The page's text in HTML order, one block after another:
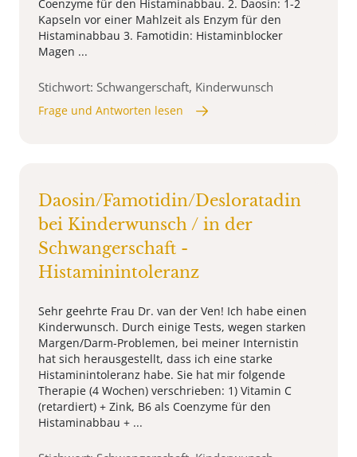
Coenzyme für den Histaminabbau. 2. Daosin: 1-2
Kapseln vor einer Mahlzeit als Enzym für den
Histaminabbau 3. Famotidin: Histaminblocker
Magen ...
Stichwort: Schwangerschaft, Kinderwunsch
Frage und Antworten lesen
Daosin/Famotidin/Desloratadin
bei Kinderwunsch / in der
Schwangerschaft -
Histaminintoleranz
Sehr geehrte Frau Dr. van der Ven! Ich habe einen
Kinderwunsch. Durch einige Tests, wegen starken
Margen/Darm-Problemen, bei meiner Internistin
hat sich herausgestellt, dass ich eine starke
Histaminintoleranz habe. Sie hat mir folgende
Therapie (4 Wochen) verschrieben: 1) Vitamin C
(retardiert) + Zink, B6 als Coenzyme für den
Histaminabbau + ...